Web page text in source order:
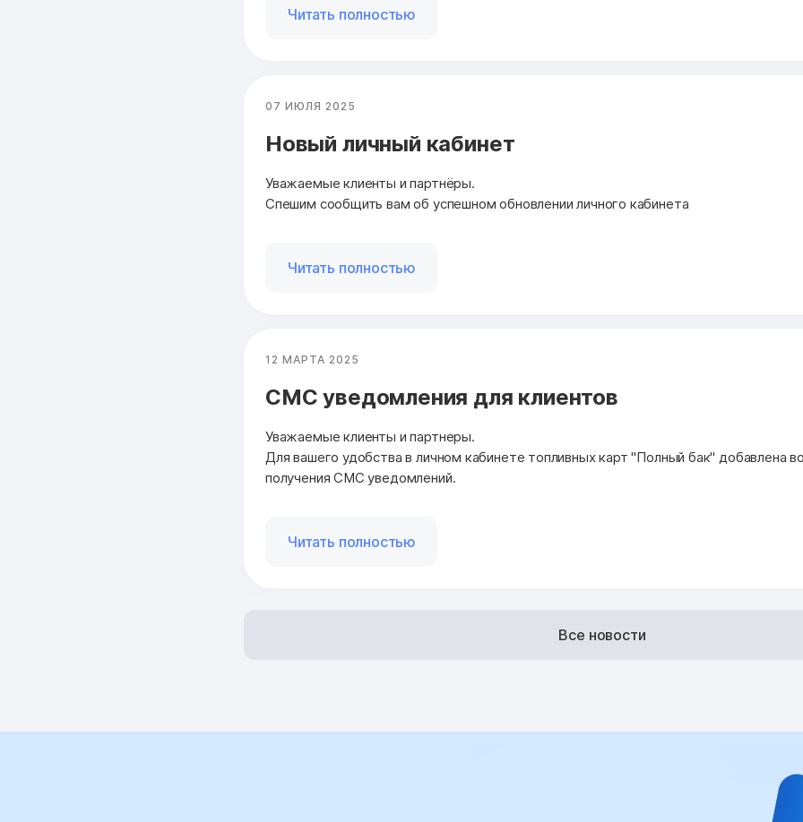
Читать полностью
07 ИЮЛЯ 2025
Новый личный кабинет
Уважаемые клиенты и партнёры.
Спешим сообщить вам об успешном обновлении личного кабинета
Читать полностью
12 МАРТА 2025
СМС уведомления для клиентов
Уважаемые клиенты и партнеры.
Для вашего удобства в личном кабинете топливных карт "Полный бак" добавлена
получения СМС уведомлений.
Читать полностью
Все новости